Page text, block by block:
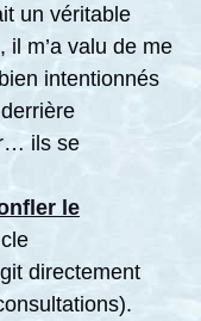
un véritable
m’a valu de me
intentionnés
ils se
le
directement